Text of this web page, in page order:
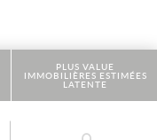
PLUS VALUE
IMMOBILIÈRES ESTIMÉES
LATENTE